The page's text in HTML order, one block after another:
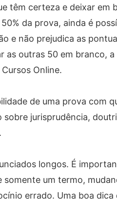
têm certeza e deixar em
da prova, ainda é
e não prejudica as
outras 50 em branco,
Online.
de uma prova com
jurisprudência,
longos. É
somente um termo,
errado. Uma boa